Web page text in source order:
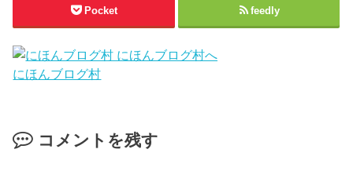
Pocket feedly
にほんブログ村
コメントを残す